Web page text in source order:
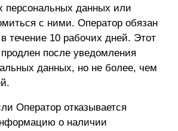
персональных данных или
с ними. Оператор обязан
течение 10 рабочих дней. Этот
после уведомления
данных, но не более, чем
Оператор отказывается
о наличии